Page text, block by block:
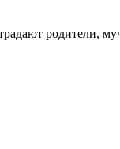
родители,